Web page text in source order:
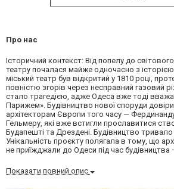
Про нас
Історичний контекст: Від попелу до
театру почалася майже одночасно з
міський театр був відкритий у 1810 році,
повністю згорів через несправний газовий
стало трагедією, адже Одеса вже тоді
Парижем». Будівництво нової споруди
архітекторам Європи того часу —
Гельмеру, які вже встигли прославитися
Будапешті та Дрездені. Будівництво тривало
Унікальність проєкту полягала в тому, що
не приїжджали до Одеси під час
Показати повний опис